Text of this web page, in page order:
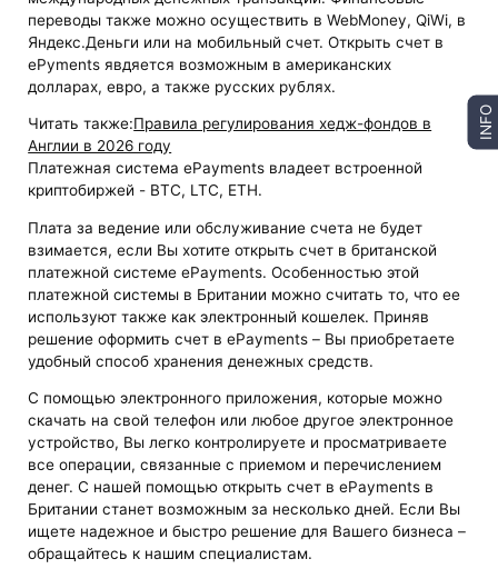
переводы также можно осуществить в WebMoney, QiWi, в
Яндекс.Деньги или на мобильный счет. Открыть счет в
ePyments явдяется возможным в американских
долларах, евро, а также русских рублях.
Читать также:Правила регулирования хедж-фондов в
Англии в 2026 году
Платежная система ePayments владеет встроенной
криптобиржей - BTC, LTC, ETH.
Плата за ведение или обслуживание счета не будет
взимается, если Вы хотите открыть счет в британской
платежной системе ePayments. Особенностью этой
платежной системы в Британии можно считать то, что ее
используют также как электронный кошелек. Приняв
решение оформить счет в ePayments – Вы приобретаете
удобный способ хранения денежных средств.
С помощью электронного приложения, которые можно
скачать на свой телефон или любое другое электронное
устройство, Вы легко контролируете и просматриваете
все операции, связанные с приемом и перечислением
денег. С нашей помощью открыть счет в ePayments в
Британии станет возможным за несколько дней. Если Вы
ищете надежное и быстро решение для Вашего бизнеса –
обращайтесь к нашим специалистам.
INFO